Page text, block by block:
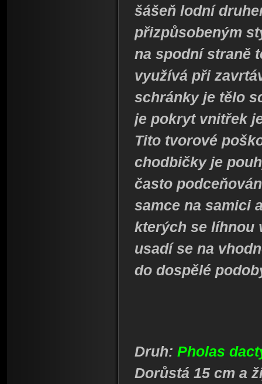
šášeň lodní
přizpůsobeným
na spodní straně
využívá při
schránky je tělo
je pokryt vnitřek
Tito tvorové
chodbičky je
často
samce na samici
kterých se líhnou
usadí se na
do dospělé
Druh: Pholas
Dorůstá 15 cm a